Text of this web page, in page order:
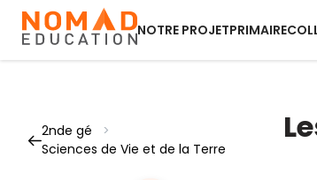
NOTRE PROJETPRIMAIRE
2nde gé
>
Sciences de Vie et de la Terre